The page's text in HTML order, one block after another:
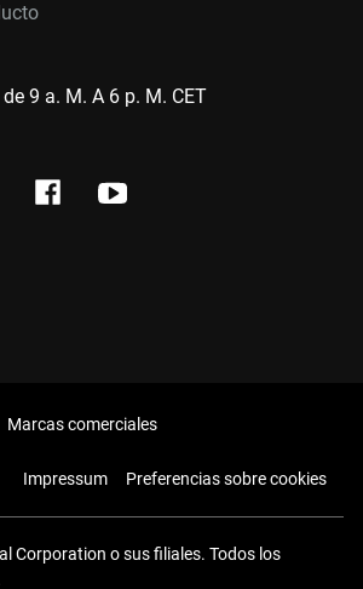
9 a. M. A 6 p. M. CET
Marcas comerciales
Impressum Preferencias sobre cookies
Corporation o sus filiales. Todos los